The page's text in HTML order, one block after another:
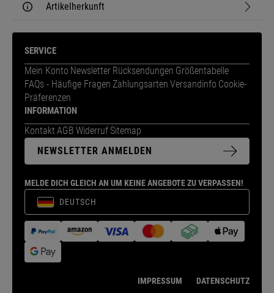
Artikelherkunft
SERVICE
Mein Konto Newsletter Rücksendungen Größentabelle
FAQs - Häufige Fragen Zahlungsarten Versandinfo Cookie-
Präferenzen
INFORMATION
Kontakt AGB Widerruf Sitemap
NEWSLETTER ANMELDEN
MELDE DICH GLEICH AN UM KEINE ANGEBOTE ZU VERPASSEN!
DEUTSCH
IMPRESSUM DATENSCHUTZ